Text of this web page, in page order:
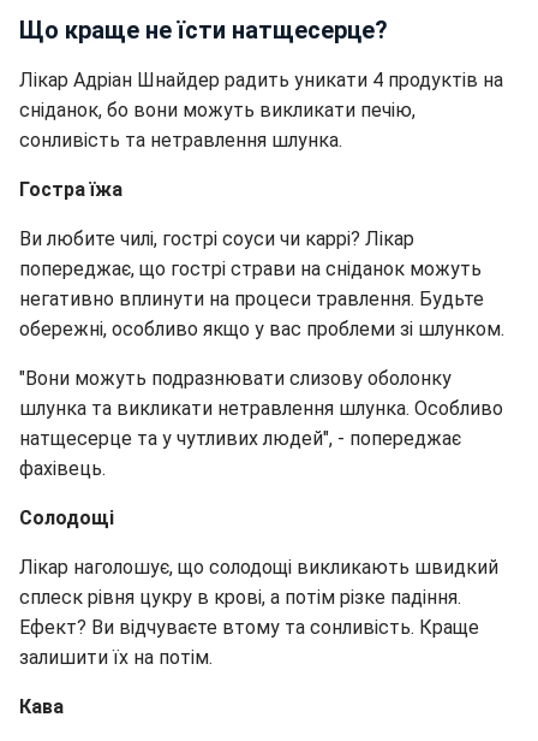
Що краще не їсти натщесерце?
Лікар Адріан Шнайдер радить уникати 4 продуктів на
сніданок, бо вони можуть викликати печію,
сонливість та нетравлення шлунка.
Гостра їжа
Ви любите чилі, гострі соуси чи каррі? Лікар
попереджає, що гострі страви на сніданок можуть
негативно вплинути на процеси травлення. Будьте
обережні, особливо якщо у вас проблеми зі шлунком.
"Вони можуть подразнювати слизову оболонку
шлунка та викликати нетравлення шлунка. Особливо
натщесерце та у чутливих людей", - попереджає
фахівець.
Солодощі
Лікар наголошує, що солодощі викликають швидкий
сплеск рівня цукру в крові, а потім різке падіння.
Ефект? Ви відчуваєте втому та сонливість. Краще
залишити їх на потім.
Кава